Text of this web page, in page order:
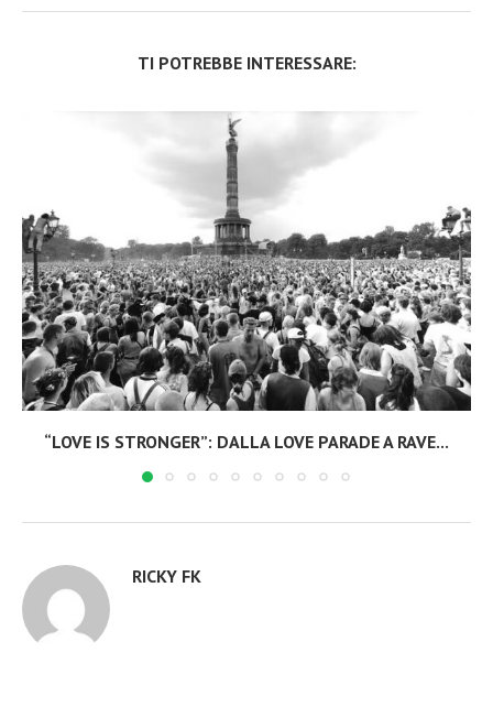
TI POTREBBE INTERESSARE:
“LOVE IS STRONGER”: DALLA LOVE PARADE A RAVE...
RICKY FK